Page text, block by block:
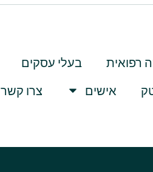
רפואית בעלי עסקים
אישים צרו קשר